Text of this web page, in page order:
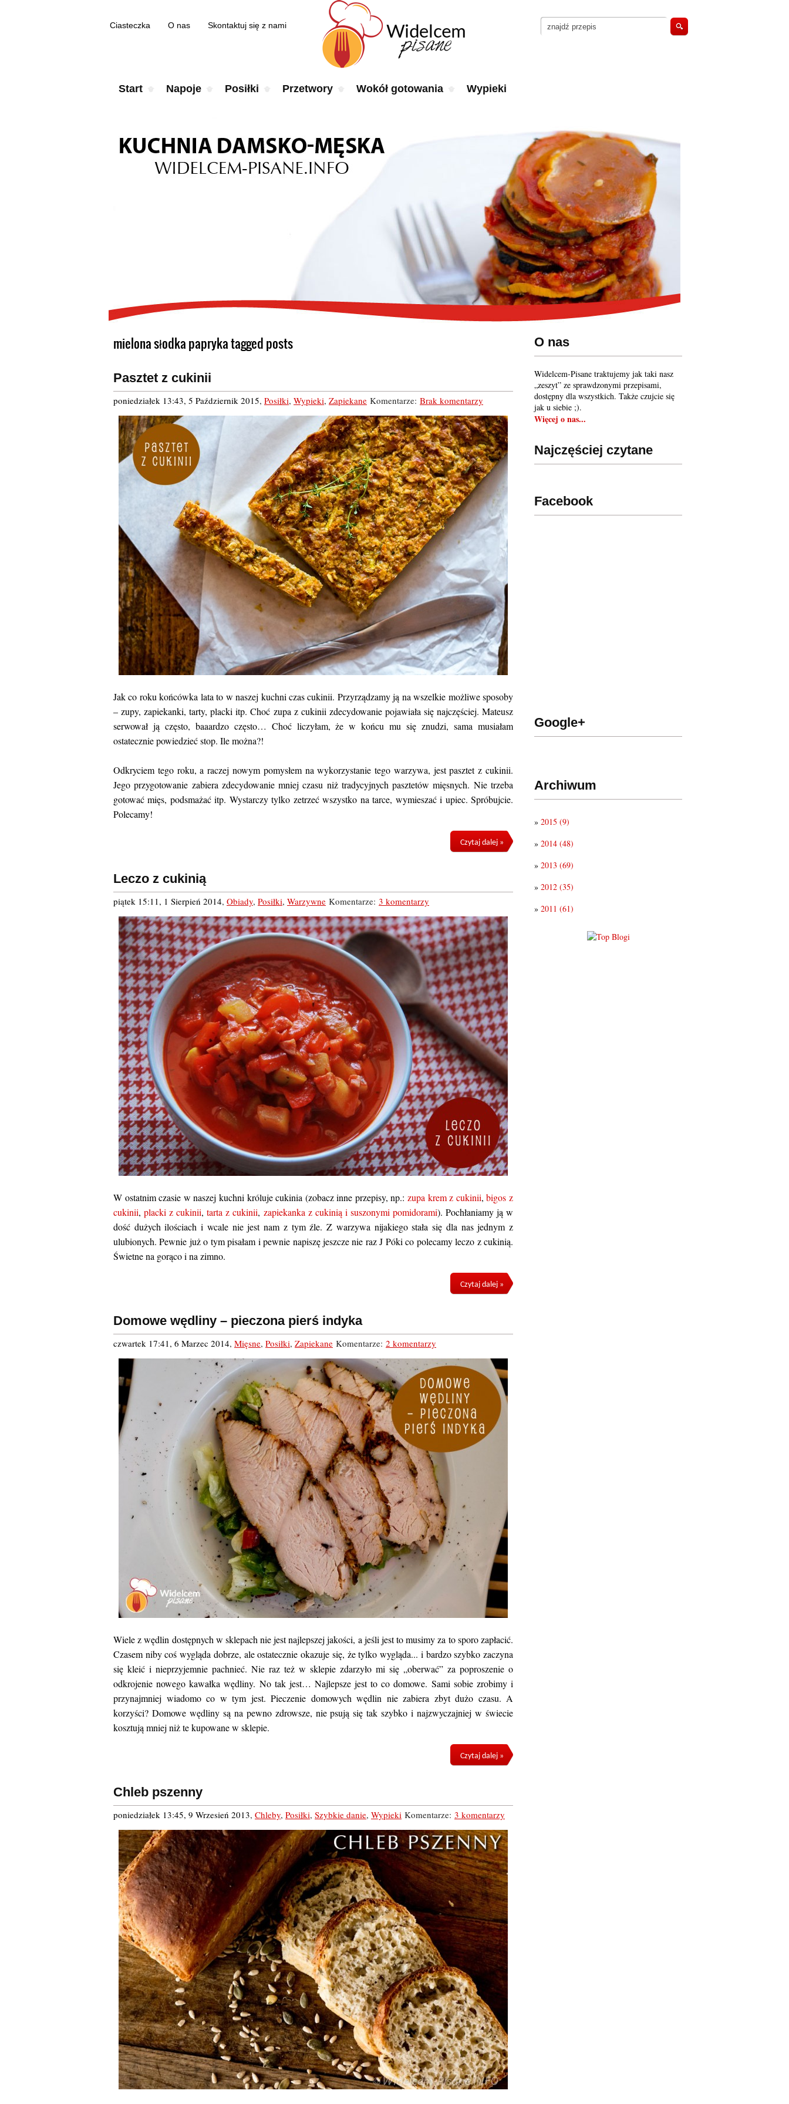
Ciasteczka O nas Skontaktuj się z nami
Start Napoje Posiłki Przetwory Wokół gotowania Wypieki
O nas
Widelcem-Pisane traktujemy jak taki nasz
„zeszyt” ze sprawdzonymi przepisami,
dostępny dla wszystkich. Także czujcie się
jak u siebie ;).
Więcej o nas...
Najczęściej czytane
Facebook
Google+
Archiwum
» 2015 (9)
» 2014 (48)
» 2013 (69)
» 2012 (35)
» 2011 (61)
mielona słodka papryka tagged posts
Pasztet z cukinii
poniedziałek 13:43, 5 Październik 2015, Posiłki, Wypieki, Zapiekane Komentarze: Brak komentarzy
Jak co roku końcówka lata to w naszej kuchni czas cukinii. Przyrządzamy ją na wszelkie możliwe sposoby
– zupy, zapiekanki, tarty, placki itp. Choć zupa z cukinii zdecydowanie pojawiała się najczęściej. Mateusz
serwował ją często, baaardzo często… Choć liczyłam, że w końcu mu się znudzi, sama musiałam
ostatecznie powiedzieć stop. Ile można?!
Odkryciem tego roku, a raczej nowym pomysłem na wykorzystanie tego warzywa, jest pasztet z cukinii.
Jego przygotowanie zabiera zdecydowanie mniej czasu niż tradycyjnych pasztetów mięsnych. Nie trzeba
gotować mięs, podsmażać itp. Wystarczy tylko zetrzeć wszystko na tarce, wymieszać i upiec. Spróbujcie.
Polecamy!
Czytaj dalej »
Leczo z cukinią
piątek 15:11, 1 Sierpień 2014, Obiady, Posiłki, Warzywne Komentarze: 3 komentarzy
W ostatnim czasie w naszej kuchni króluje cukinia (zobacz inne przepisy, np.:zupa krem z cukinii,bigos z
cukinii,placki z cukinii,tarta z cukinii, zapiekanka z cukinią i suszonymi pomidorami). Pochłaniamy ją w
dość dużych ilościach i wcale nie jest nam z tym źle. Z warzywa nijakiego stała się dla nas jednym z
ulubionych. Pewnie już o tym pisałam i pewnie napiszę jeszcze nie raz J Póki co polecamy leczo z cukinią.
Świetne na gorąco i na zimno.
Czytaj dalej »
Domowe wędliny – pieczona pierś indyka
czwartek 17:41, 6 Marzec 2014, Mięsne, Posiłki, Zapiekane Komentarze: 2 komentarzy
Wiele z wędlin dostępnych w sklepach nie jest najlepszej jakości, a jeśli jest to musimy za to sporo zapłacić.
Czasem niby coś wygląda dobrze, ale ostatecznie okazuje się, że tylko wygląda... i bardzo szybko zaczyna
się kleić i nieprzyjemnie pachnieć. Nie raz też w sklepie zdarzyło mi się „oberwać” za poproszenie o
odkrojenie nowego kawałka wędliny. No tak jest… Najlepsze jest to co domowe. Sami sobie zrobimy i
przynajmniej wiadomo co w tym jest. Pieczenie domowych wędlin nie zabiera zbyt dużo czasu. A
korzyści? Domowe wędliny są na pewno zdrowsze, nie psują się tak szybko i najzwyczajniej w świecie
kosztują mniej niż te kupowane w sklepie.
Czytaj dalej »
Chleb pszenny
poniedziałek 13:45, 9 Wrzesień 2013, Chleby, Posiłki, Szybkie danie, Wypieki Komentarze: 3 komentarzy